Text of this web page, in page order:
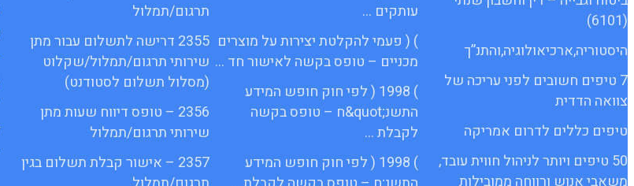
(6101)
היסטוריה,ארכיאולוגיה,והתנ”ך
7 טיפים חשובים לפני עריכה של
צוואה הדדית
טיפים כללים לדרום אמריקה
50 טיפים ויותר לניהול חווית עובד,
משאבי אנוש ורווחה ממובילות
עותקים …
) ( פעמי להקלטת יצירות על מוצרים
מכניים – טופס בקשה לאישור חד …
) 1998 ( לפי חוק חופש המידע
התשנ;quot&ח – טופס בקשה
לקבלת …
) 1998 ( לפי חוק חופש המידע
תרגום/תמלול
2355 דרישה לתשלום עבור מתן
שירותי תרגום/תמלול/שקלוט
(מסלול תשלום לסטודנט)
2356 – טופס דיווח שעות מתן
שירותי תרגום/תמלול
2357 – אישור קבלת תשלום בגין